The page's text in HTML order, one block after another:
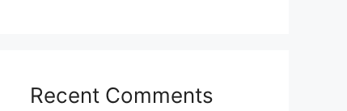
Recent Comments